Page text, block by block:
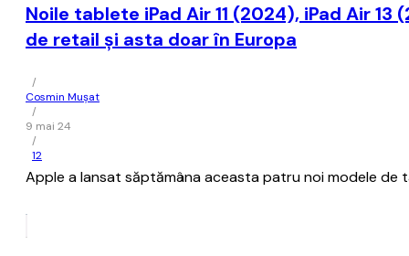
Noile tablete iPad Air 11 (2024), iPad Air
de retail şi asta doar în Europa
/
Cosmin Mușat
/
9 mai 24
/
12
Apple a lansat săptămâna aceasta patru noi modele